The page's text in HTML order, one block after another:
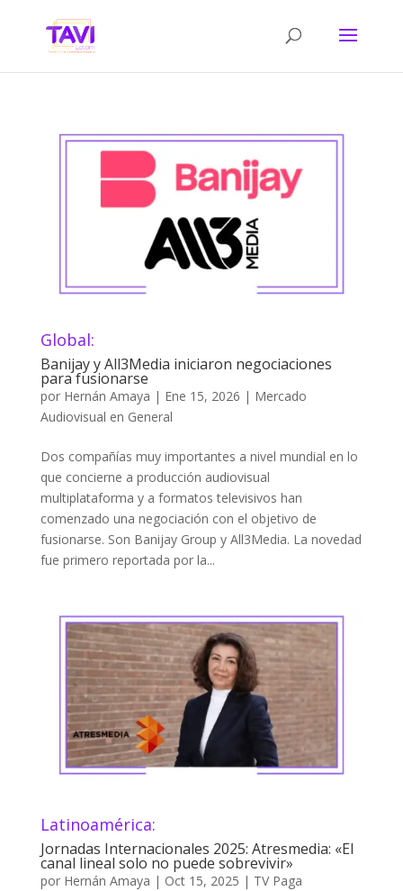
Global:
Banijay y All3Media iniciaron negociaciones
para fusionarse
por Hernán Amaya | Ene 15, 2026 | Mercado
Audiovisual en General
Dos compañías muy importantes a nivel mundial en lo
que concierne a producción audiovisual
multiplataforma y a formatos televisivos han
comenzado una negociación con el objetivo de
fusionarse. Son Banijay Group y All3Media. La novedad
fue primero reportada por la...
Latinoamérica:
Jornadas Internacionales 2025: Atresmedia: «El
canal lineal solo no puede sobrevivir»
por Hernán Amaya | Oct 15, 2025 | TV Paga